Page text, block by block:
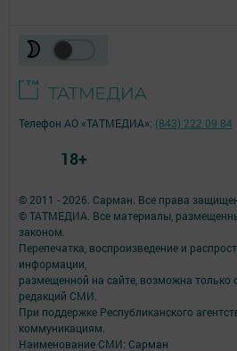
© 2011 - 2026. Сарман. Все права
© ТАТМЕДИА. Все материалы,
законом.
Перепечатка, воспроизведение и
информации,
размещенной на сайте, возможна только
редакций СМИ.
При поддержке Республиканского
коммуникациям.
Наименование СМИ: Сарман
Телефон АО «ТАТМЕДИА»: (843) 222 09 84
18+